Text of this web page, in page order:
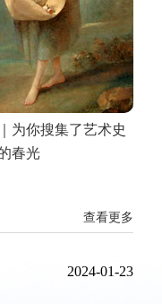
为你搜集了艺术史
春光
查看更多
2024-01-23